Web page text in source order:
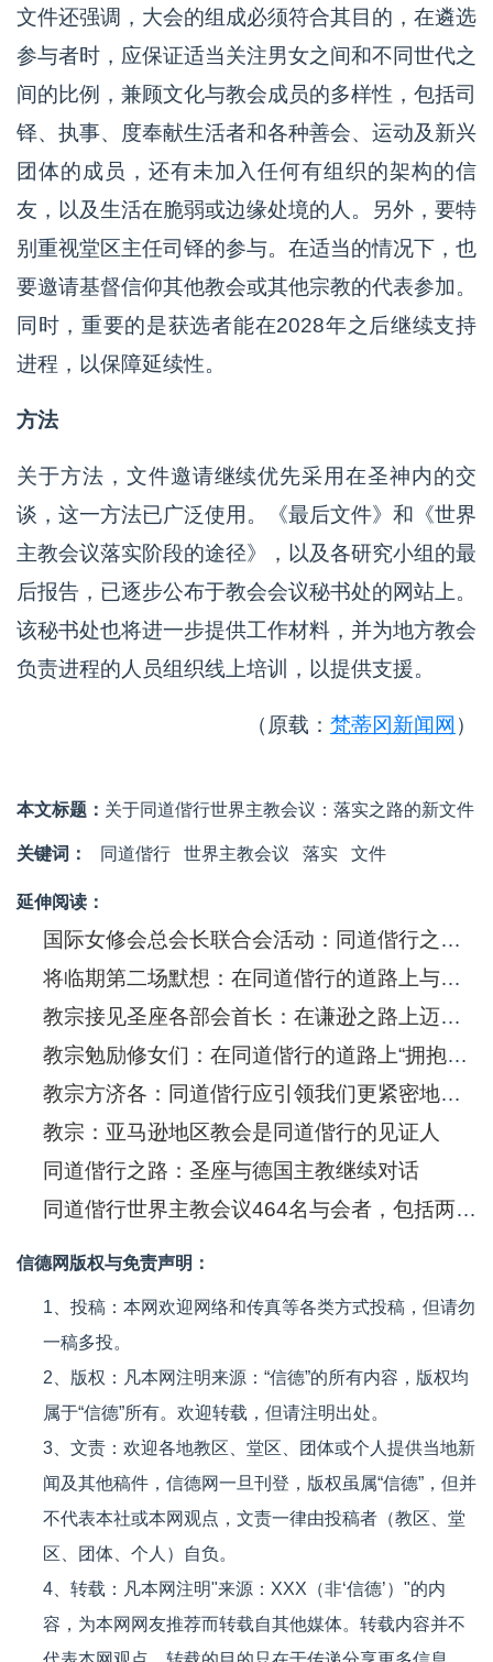
文件还强调，大会的组成必须符合其目的，在遴选
参与者时，应保证适当关注男女之间和不同世代之
间的比例，兼顾文化与教会成员的多样性，包括司
铎、执事、度奉献生活者和各种善会、运动及新兴
团体的成员，还有未加入任何有组织的架构的信
友，以及生活在脆弱或边缘处境的人。另外，要特
别重视堂区主任司铎的参与。在适当的情况下，也
要邀请基督信仰其他教会或其他宗教的代表参加。
同时，重要的是获选者能在2028年之后继续支持
进程，以保障延续性。
方法
关于方法，文件邀请继续优先采用在圣神内的交
谈，这一方法已广泛使用。《最后文件》和《世界
主教会议落实阶段的途径》，以及各研究小组的最
后报告，已逐步公布于教会会议秘书处的网站上。
该秘书处也将进一步提供工作材料，并为地方教会
负责进程的人员组织线上培训，以提供支援。
（原载： 梵蒂冈新闻网 ）
本文标题： 关于同道偕行世界主教会议：落实之路的新文件
关键词： 同道偕行 世界主教会议 落实 文件
延伸阅读：
国际女修会总会长联合会活动：同道偕行之路上的女性声音
将临期第二场默想：在同道偕行的道路上与圣神协调一致
教宗接见圣座各部会首长：在谦逊之路上迈向同道偕行的皈依
教宗勉励修女们：在同道偕行的道路上“拥抱脆弱”
教宗方济各：同道偕行应引领我们更紧密地活出共融
教宗：亚马逊地区教会是同道偕行的见证人
同道偕行之路：圣座与德国主教继续对话
同道偕行世界主教会议464名与会者，包括两位中国大陆主教
信德网版权与免责声明：
1、投稿：本网欢迎网络和传真等各类方式投稿，但请勿
一稿多投。
2、版权：凡本网注明来源：“信德”的所有内容，版权均
属于“信德”所有。欢迎转载，但请注明出处。
3、文责：欢迎各地教区、堂区、团体或个人提供当地新
闻及其他稿件，信德网一旦刊登，版权虽属“信德”，但并
不代表本社或本网观点，文责一律由投稿者（教区、堂
区、团体、个人）自负。
4、转载：凡本网注明"来源：XXX（非‘信德’）"的内
容，为本网网友推荐而转载自其他媒体。转载内容并不